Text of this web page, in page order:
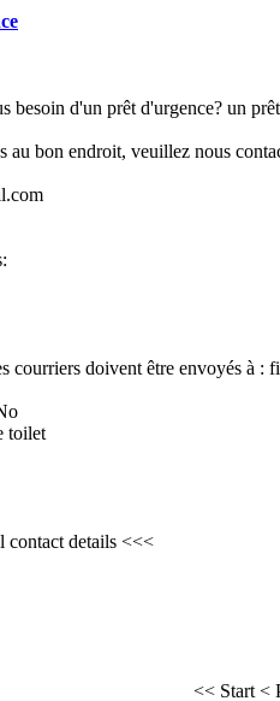
besoin d'un prêt d'urgence? un
au bon endroit, veuillez nous
courriers doivent être envoyés à :
toilet
details <<<
<< Start <